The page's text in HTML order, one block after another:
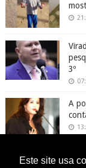
Este site usa
3º
A